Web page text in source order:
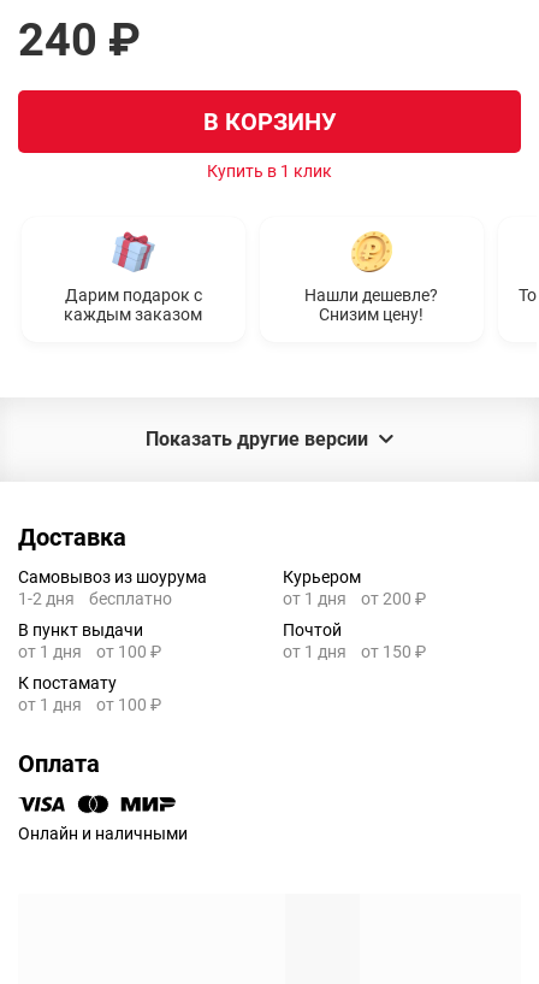
240 ₽
В КОРЗИНУ
Купить в 1 клик
Дарим подарок с
каждым заказом
Нашли дешевле?
Снизим цену!
Показать другие версии
Доставка
Самовывоз из шоурума
1-2 дня
бесплатно
Курьером
от 1 дня
от 200 ₽
В пункт выдачи
от 1 дня
от 100 ₽
Почтой
от 1 дня
от 150 ₽
К постамату
от 1 дня
от 100 ₽
Оплата
Онлайн и наличными